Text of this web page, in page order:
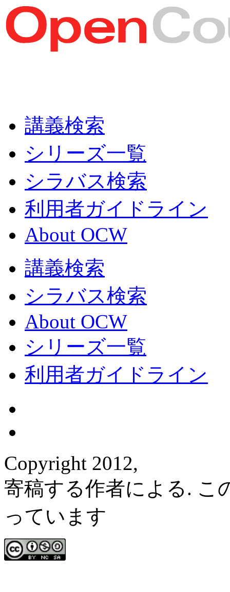
講義検索
シリーズ一覧
シラバス検索
利用者ガイドライン
About OCW
講義検索
シラバス検索
About OCW
シリーズ一覧
利用者ガイドライン
Copyright 2012,
寄稿する作者による. こ
っています